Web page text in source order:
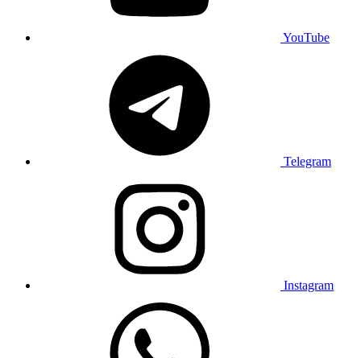
YouTube
Telegram
Instagram